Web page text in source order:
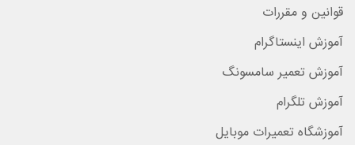
قوانین و مقررات
آموزش اینستاگرام
آموزش تعمیر سامسونگ
آموزش تلگرام
آموزشگاه تعمیرات موبایل